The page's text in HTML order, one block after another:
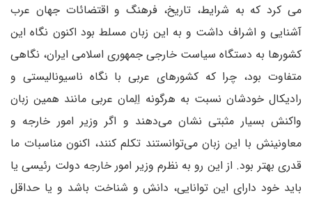
می کرد که به شرایط، تاریخ، فرهنگ و اقتضائات جهان عرب
آشنایی و اشراف داشت و به این زبان مسلط بود اکنون نگاه این
کشورها به دستگاه سیاست خارجی جمهوری اسلامی ایران، نگاهی
متفاوت بود، چرا که کشورهای عربی با نگاه ناسیونالیستی و
رادیکال خودشان نسبت به هرگونه اِلِمان عربی مانند همین زبان
واکنش بسیار مثبتی نشان می‌دهند و اگر وزیر امور خارجه و
معاونینش با این زبان می‌توانستند تکلم کنند، اکنون مناسبات ما
قدری بهتر بود. از این رو به نظرم وزیر امور خارجه دولت رئیسی یا
باید خود دارای این توانایی، دانش و شناخت باشد و یا حداقل